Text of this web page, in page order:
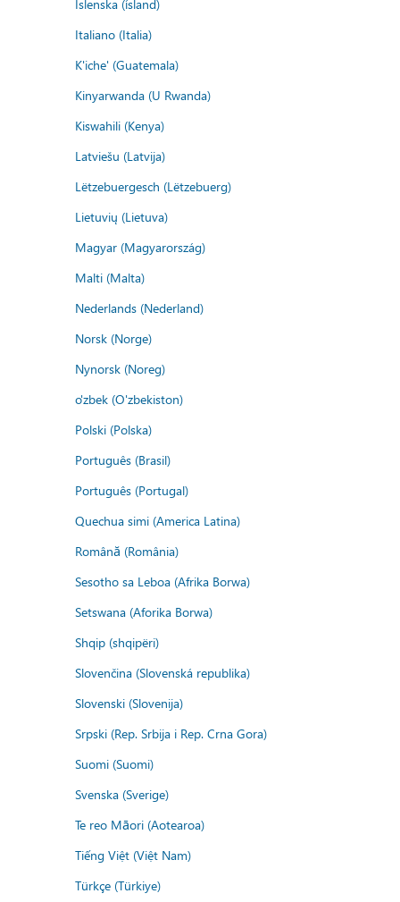
Íslenska (ísland)
Italiano (Italia)
K'iche' (Guatemala)
Kinyarwanda (U Rwanda)
Kiswahili (Kenya)
Latviešu (Latvija)
Lëtzebuergesch (Lëtzebuerg)
Lietuvių (Lietuva)
Magyar (Magyarország)
Malti (Malta)
Nederlands (Nederland)
Norsk (Norge)
Nynorsk (Noreg)
o'zbek (O'zbekiston)
Polski (Polska)
Português (Brasil)
Português (Portugal)
Quechua simi (America Latina)
Română (România)
Sesotho sa Leboa (Afrika Borwa)
Setswana (Aforika Borwa)
Shqip (shqipëri)
Slovenčina (Slovenská republika)
Slovenski (Slovenija)
Srpski (Rep. Srbija i Rep. Crna Gora)
Suomi (Suomi)
Svenska (Sverige)
Te reo Māori (Aotearoa)
Tiếng Việt (Việt Nam)
Türkçe (Türkiye)